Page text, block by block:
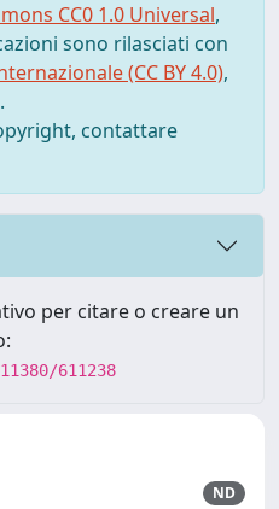
CC0 1.0 Universal,
sono rilasciati con
(CC BY 4.0),
contattare
per citare o creare un
611238
ND